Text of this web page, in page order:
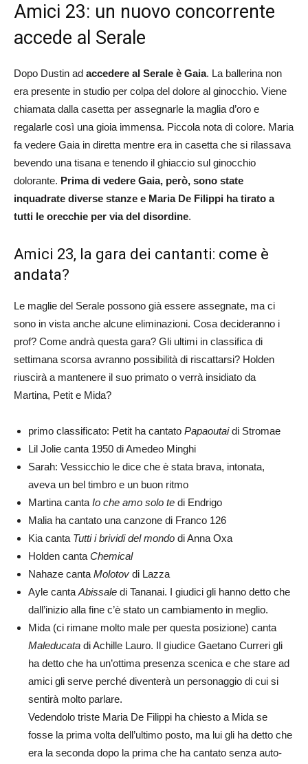
Amici 23: un nuovo concorrente
accede al Serale
Dopo Dustin ad accedere al Serale è Gaia. La ballerina non
era presente in studio per colpa del dolore al ginocchio. Viene
chiamata dalla casetta per assegnarle la maglia d’oro e
regalarle così una gioia immensa. Piccola nota di colore. Maria
fa vedere Gaia in diretta mentre era in casetta che si rilassava
bevendo una tisana e tenendo il ghiaccio sul ginocchio
dolorante. Prima di vedere Gaia, però, sono state
inquadrate diverse stanze e Maria De Filippi ha tirato a
tutti le orecchie per via del disordine.
Amici 23, la gara dei cantanti: come è
andata?
Le maglie del Serale possono già essere assegnate, ma ci
sono in vista anche alcune eliminazioni. Cosa decideranno i
prof? Come andrà questa gara? Gli ultimi in classifica di
settimana scorsa avranno possibilità di riscattarsi? Holden
riuscirà a mantenere il suo primato o verrà insidiato da
Martina, Petit e Mida?
primo classificato: Petit ha cantato Papaoutaidi Stromae
Lil Jolie canta 1950 di Amedeo Minghi
Sarah: Vessicchio le dice che è stata brava, intonata,
aveva un bel timbro e un buon ritmo
Martina canta Io che amo solo te di Endrigo
Malia ha cantato una canzone di Franco 126
Kia canta Tutti i brividi del mondo di Anna Oxa
Holden canta Chemical
Nahaze canta Molotov di Lazza
Ayle canta Abissale di Tananai. I giudici gli hanno detto che
dall’inizio alla fine c’è stato un cambiamento in meglio.
Mida (ci rimane molto male per questa posizione) canta
Maleducata di Achille Lauro. Il giudice Gaetano Curreri gli
ha detto che ha un’ottima presenza scenica e che stare ad
amici gli serve perché diventerà un personaggio di cui si
sentirà molto parlare.
Vedendolo triste Maria De Filippi ha chiesto a Mida se
fosse la prima volta dell’ultimo posto, ma lui gli ha detto che
era la seconda dopo la prima che ha cantato senza auto-